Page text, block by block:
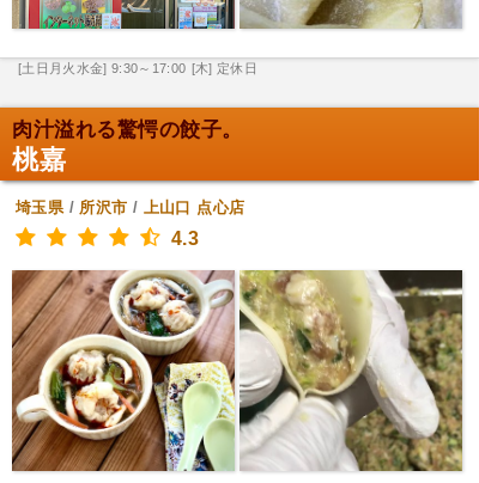
[土日月火水金] 9:30～17:00 [木] 定休日
肉汁溢れる驚愕の餃子。
桃嘉
埼玉県/ 所沢市 / 上山口 点心店
4.3